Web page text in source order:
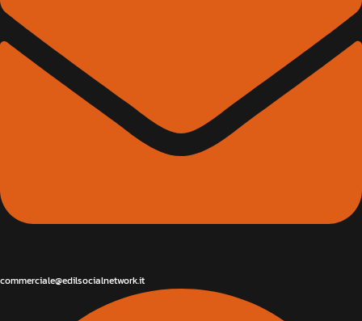
commerciale@edilsocialnetwork.it